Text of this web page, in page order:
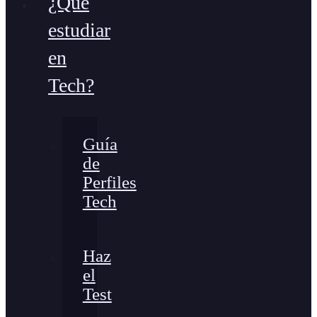
estudiar
en
Tech?
Guía
de
Perfiles
Tech
Haz
el
Test